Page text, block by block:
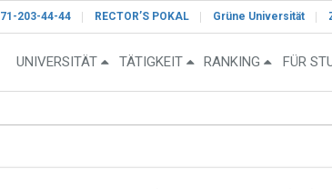
71-203-44-44 RECTOR’S POKAL Grüne Universität
UNIVERSITÄT TÄTIGKEIT RANKING FÜR